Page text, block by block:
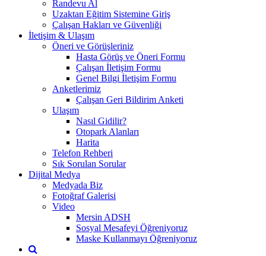
Randevu Al
Uzaktan Eğitim Sistemine Giriş
Çalışan Hakları ve Güvenliği
İletişim & Ulaşım
Öneri ve Görüşleriniz
Hasta Görüş ve Öneri Formu
Çalışan İletişim Formu
Genel Bilgi İletişim Formu
Anketlerimiz
Çalışan Geri Bildirim Anketi
Ulaşım
Nasıl Gidilir?
Otopark Alanları
Harita
Telefon Rehberi
Sık Sorulan Sorular
Dijital Medya
Medyada Biz
Fotoğraf Galerisi
Video
Mersin ADSH
Sosyal Mesafeyi Öğreniyoruz
Maske Kullanmayı Öğreniyoruz